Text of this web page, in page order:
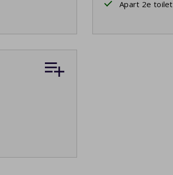
Apart 2e toilet